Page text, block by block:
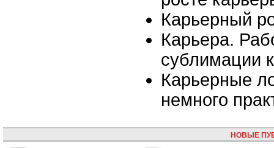
Карьерный
Карьера.
сублимации
Карьерные
немного
НОВЫЕ